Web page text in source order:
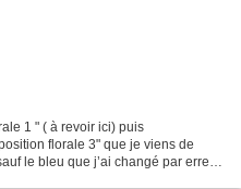
1 " ( à revoir ici) puis
florale 3" que je viens de
le bleu que j’ai changé par erreur